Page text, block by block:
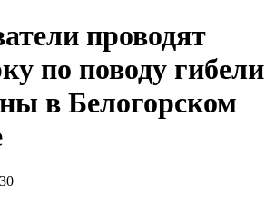
проводят
по поводу гибели
в Белогорском